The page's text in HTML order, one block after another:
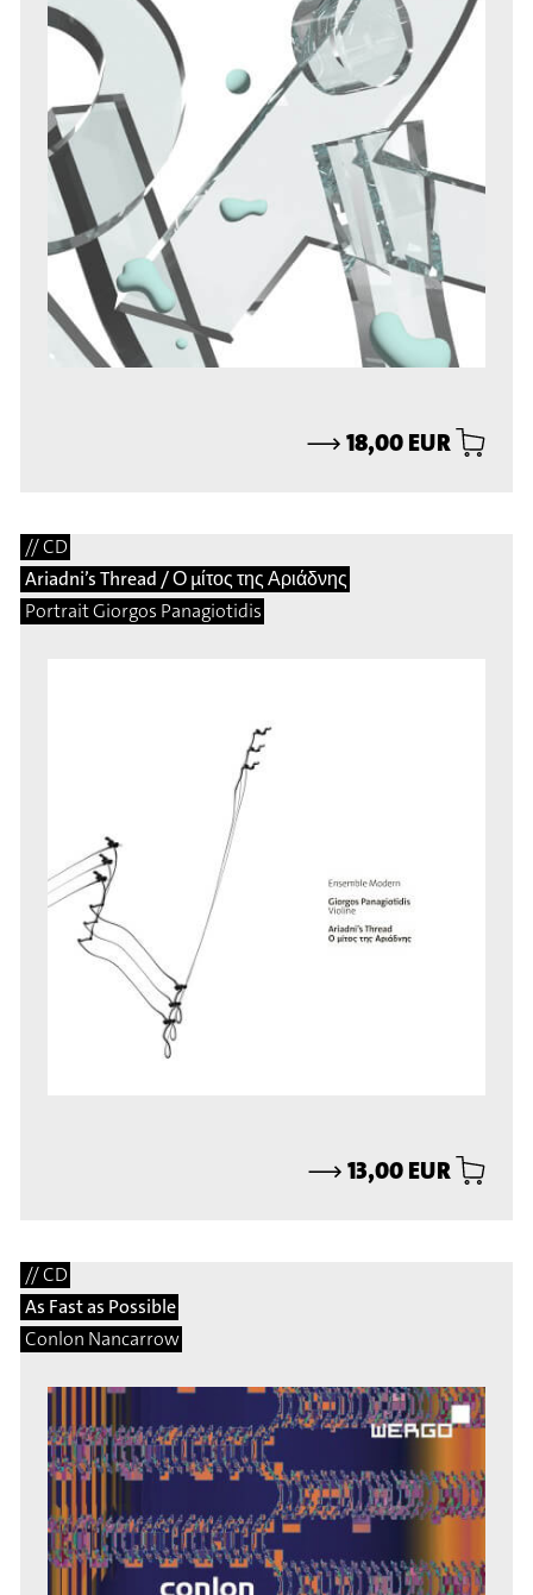
⟶18,00 EUR
// CD
Ariadni’s Thread / Ο μίτος της Αριάδνης
Portrait Giorgos Panagiotidis
⟶13,00 EUR
// CD
As Fast as Possible
Conlon Nancarrow